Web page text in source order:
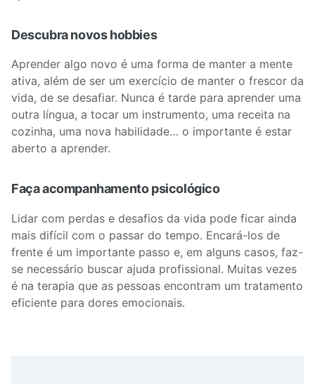
Descubra novos hobbies
Aprender algo novo é uma forma de manter a mente
ativa, além de ser um exercício de manter o frescor da
vida, de se desafiar. Nunca é tarde para aprender uma
outra língua, a tocar um instrumento, uma receita na
cozinha, uma nova habilidade… o importante é estar
aberto a aprender.
Faça acompanhamento psicológico
Lidar com perdas e desafios da vida pode ficar ainda
mais difícil com o passar do tempo. Encará-los de
frente é um importante passo e, em alguns casos, faz-
se necessário buscar ajuda profissional. Muitas vezes
é na terapia que as pessoas encontram um tratamento
eficiente para dores emocionais.